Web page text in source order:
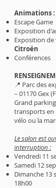
Animations :
Escape Game
Exposition
Exposition de
Citroën
Conférences
📍 Parc des
– 01170 Gex
Grand
transports en
vélo ou la
Le salon est
interruption :
Vendredi 11
Samedi 12
Dimanche 13
18h00